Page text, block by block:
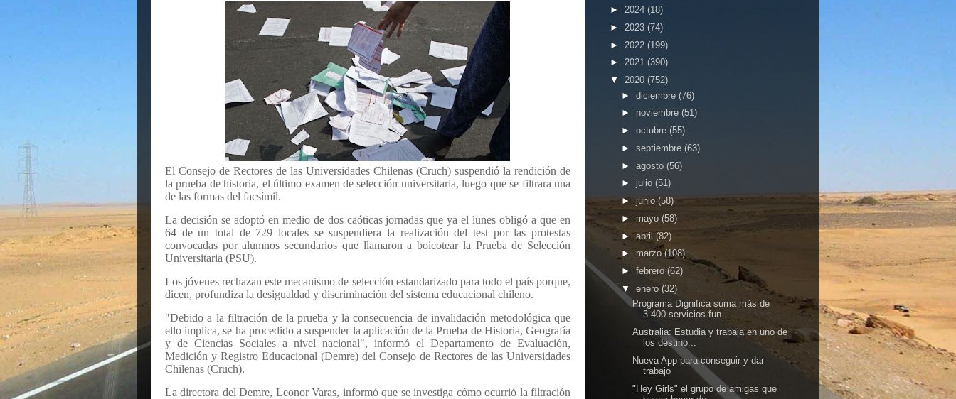
El Consejo de Rectores de las Universidades Chilenas (Cruch) suspendió la rendición de
la prueba de historia, el último examen de selección universitaria, luego que se filtrara una
de las formas del facsímil.
La decisión se adoptó en medio de dos caóticas jornadas que ya el lunes obligó a que en
64 de un total de 729 locales se suspendiera la realización del test por las protestas
convocadas por alumnos secundarios que llamaron a boicotear la Prueba de Selección
Universitaria (PSU).
Los jóvenes rechazan este mecanismo de selección estandarizado para todo el país porque,
dicen, profundiza la desigualdad y discriminación del sistema educacional chileno.
"Debido a la filtración de la prueba y la consecuencia de invalidación metodológica que
ello implica, se ha procedido a suspender la aplicación de la Prueba de Historia, Geografía
y de Ciencias Sociales a nivel nacional", informó el Departamento de Evaluación,
Medición y Registro Educacional (Demre) del Consejo de Rectores de las Universidades
Chilenas (Cruch).
La directora del Demre, Leonor Varas, informó que se investiga cómo ocurrió la filtración
► 2024 (18)
► 2023 (74)
► 2022 (199)
► 2021 (390)
▼ 2020 (752)
► diciembre (76)
► noviembre (51)
► octubre (55)
► septiembre (63)
► agosto (56)
► julio (51)
► junio (58)
► mayo (58)
►abril (82)
► marzo (108)
► febrero (62)
▼ enero (32)
Programa Dignifica suma más de
3.400 servicios fun...
Australia: Estudia y trabaja en uno de
los destino...
Nueva App para conseguir y dar
trabajo
"Hey Girls" el grupo de amigas que